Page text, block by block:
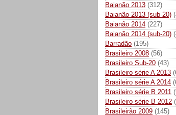
Baianão 2013 (312)
Baianão 2013 (sub-20)
Baianão 2014 (227)
Baianão 2014 (sub-20)
Barradão (195)
Brasileiro 2008 (56)
Brasileiro Sub-20 (43)
Brasileiro série A 2013
Brasileiro série A 2014
Brasileiro série B 2011
Brasileiro série B 2012
Brasileirão 2009 (145)